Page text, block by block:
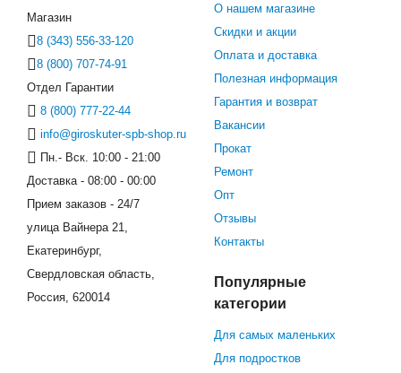
Магазин
8 (343) 556-33-120
8 (800) 707-74-91
Отдел Гарантии
8 (800) 777-22-44
info@giroskuter-spb-shop.ru
Пн.- Вск. 10:00 - 21:00
Доставка - 08:00 - 00:00
Прием заказов - 24/7
улица Вайнера 21,
Екатеринбург,
Свердловская область,
Россия, 620014
О нашем магазине
Скидки и акции
Оплата и доставка
Полезная информация
Гарантия и возврат
Вакансии
Прокат
Ремонт
Опт
Отзывы
Контакты
Популярные
категории
Для самых маленьких
Для подростков